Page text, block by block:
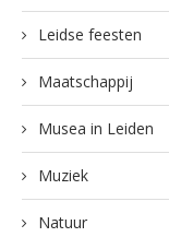
Leidse feesten
Maatschappij
Musea in Leiden
Muziek
Natuur